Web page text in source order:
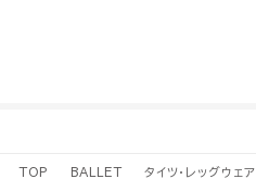
TOP BALLET タイツ・レッグウェア